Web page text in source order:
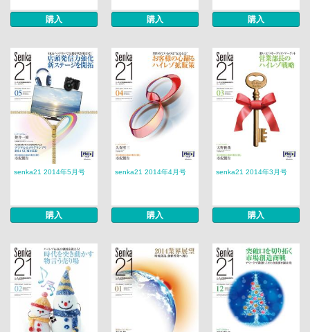
購入 購入 購入
senka21 2014年5月号
購入
senka21 2014年4月号
購入
senka21 2014年3月号
購入